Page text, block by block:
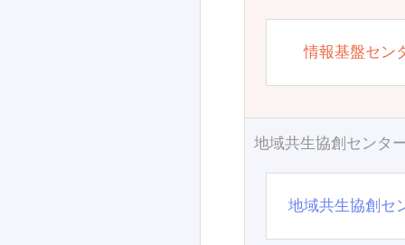
情報基盤セン
地域共生協創センタ
地域共生協創セ